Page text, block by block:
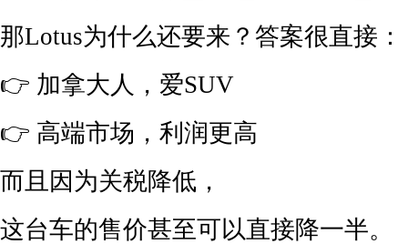
那Lotus为什么还要来？答案很直接：
👉 加拿大人，爱SUV
👉 高端市场，利润更高
而且因为关税降低，
这台车的售价甚至可以直接降一半。